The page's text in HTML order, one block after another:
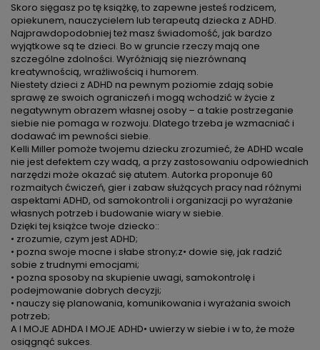
Skoro sięgasz po tę książkę, to zapewne jesteś rodzicem,
opiekunem, nauczycielem lub terapeutą dziecka z ADHD.
Najprawdopodobniej też masz świadomość, jak bardzo
wyjątkowe są te dzieci. Bo w gruncie rzeczy mają one
szczególne zdolności. Wyróżniają się niezrównaną
kreatywnością, wrażliwością i humorem.
Niestety dzieci z ADHD na pewnym poziomie zdają sobie
sprawę ze swoich ograniczeń i mogą wchodzić w życie z
negatywnym obrazem własnej osoby – a takie postrzeganie
siebie nie pomaga w rozwoju. Dlatego trzeba je wzmacniać i
dodawać im pewności siebie.
Kelli Miller pomoże twojemu dziecku zrozumieć, że ADHD wcale
nie jest defektem czy wadą, a przy zastosowaniu odpowiednich
narzędzi może okazać się atutem. Autorka proponuje 60
rozmaitych ćwiczeń, gier i zabaw służących pracy nad różnymi
aspektami ADHD, od samokontroli i organizacji po wyrażanie
własnych potrzeb i budowanie wiary w siebie.
Dzięki tej książce twoje dziecko::
• zrozumie, czym jest ADHD;
• pozna swoje mocne i słabe strony;z• dowie się, jak radzić
sobie z trudnymi emocjami;
• pozna sposoby na skupienie uwagi, samokontrolę i
podejmowanie dobrych decyzji;
• nauczy się planowania, komunikowania i wyrażania swoich
potrzeb;
A I MOJE ADHDA I MOJE ADHD• uwierzy w siebie i w to, że może
osiągnąć sukces.